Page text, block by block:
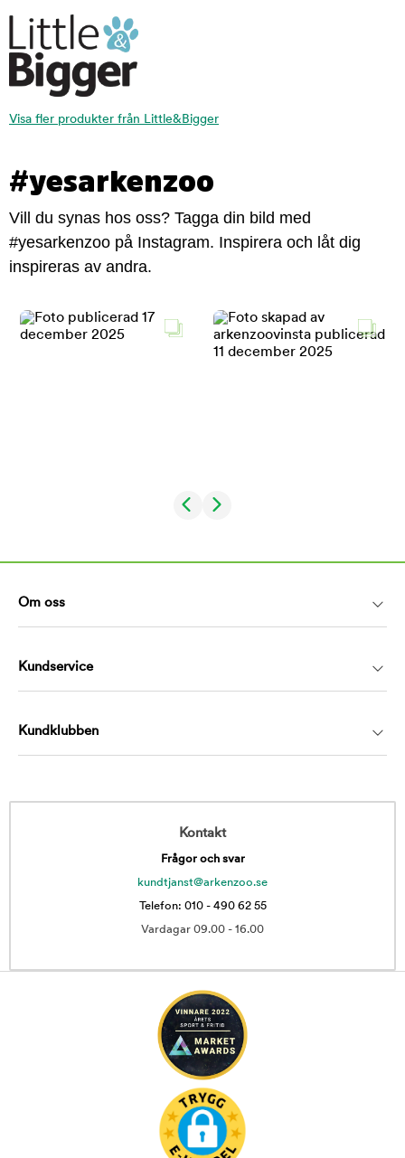
Visa fler produkter från Little&Bigger
#yesarkenzoo
Vill du synas hos oss? Tagga din bild med
#yesarkenzoo på Instagram. Inspirera och låt dig
inspireras av andra.
Om oss
Kundservice
Kundklubben
Kontakt
Frågor och svar
kundtjanst@arkenzoo.se
Telefon: 010 - 490 62 55
Vardagar 09.00 - 16.00